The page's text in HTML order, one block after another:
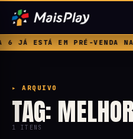
JÁ ESTÁ EM PRÉ-VENDA
▸ ARQUIVO
TAG:
1 ITENS